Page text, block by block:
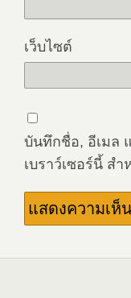
เว็บไซต์
บันทึกชื่อ, อีเมล
เบราว์เซอร์นี้ ส